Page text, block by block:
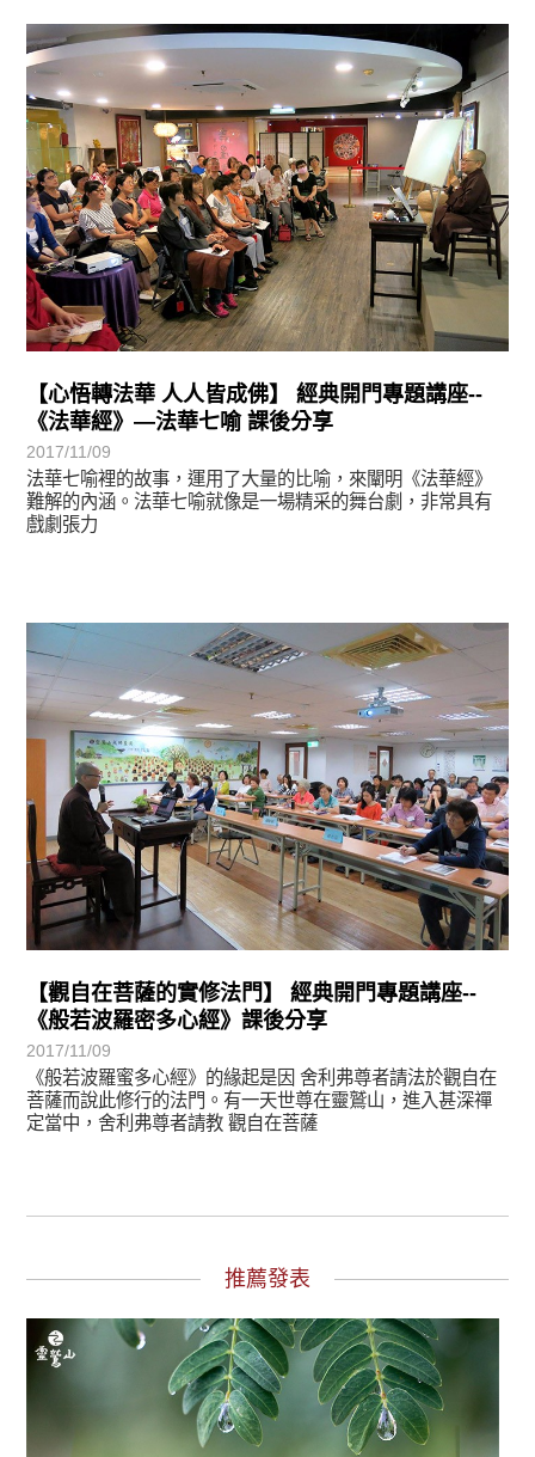
【心悟轉法華 人人皆成佛】 經典開門專題講座--
《法華經》—法華七喻 課後分享
2017/11/09
法華七喻裡的故事，運用了大量的比喻，來闡明《法華經》
難解的內涵。法華七喻就像是一場精采的舞台劇，非常具有
戲劇張力
學習分享
【觀自在菩薩的實修法門】 經典開門專題講座--
《般若波羅密多心經》課後分享
2017/11/09
《般若波羅蜜多心經》的緣起是因 舍利弗尊者請法於觀自在
菩薩而說此修行的法門。有一天世尊在靈鷲山，進入甚深禪
定當中，舍利弗尊者請教 觀自在菩薩
學習分享
推薦發表